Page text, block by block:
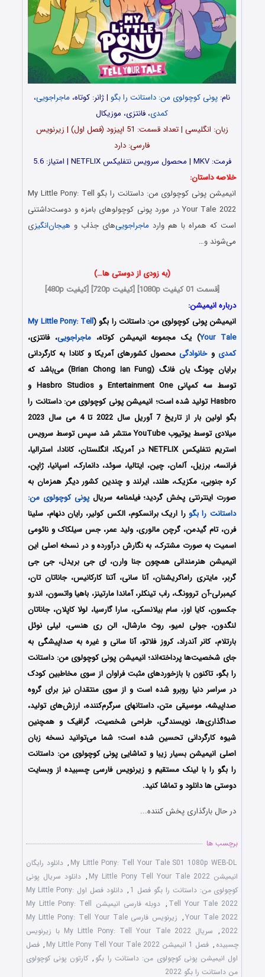
نام: پونی کوچولوی من: داستانت را بگو | ژانر: کوتاه، ماجراجویی،
کمدی، فانتزی، موزیکال
زبان: انگلیسی | تعداد قسمت‌‌‌: 51 اپیزود (فصل اول) | زیرنویس
فارسی: دارد
فرمت: MKV | محصول سرویس نتفلیکس NETFLIX | امتیاز: 5.6
خلاصه داستان:
انیمیشن پونی کوچولوی من: داستانت را بگو My Little Pony: Tell
Your Tale 2022 در مورد
پونی کوچولوهای بامزه و دوست‌داشتنی
است که همراه با هم وارد ماجراجویی‌های جذاب و هیجان‌انگیزی
می‌شوند و…
(به زودی از دوستی ها…)
[قسمت 01 کیفیت 1080p] [کیفیت 720p] [کیفیت 480p]
درباره انیمیشن:
انیمیشنپونی کوچولوی من: داستانت را بگو (
My Little Pony: Tell
Your Tale) یک مجموعه انیمیشن کوتاه، ماجراجویی، فانتزی،
کمدی وخانوادگیمحصول کشورهای آمریکا و کانادا به کارگردانی
برایان چونگ یان فانگ (Brian Chong Ian Fung) می‌باشد که
توسط سه کمپانی‌ Entertainment One و Hasbro Studios و
Hasbro تولید شده است؛ انیمیشن پونی کوچولوی من: داستانت را
بگو اولین بار از تاریخ 7 آوریل سال 2022 تا 4 می سال 2023
میلادی توسط یوتیوب YouTube منتشر شد سپس توسط سرویس
استریم نتفلیکس NETFLIX در آمریکا، انگلستان، کانادا، استرالیا،
فرانسه، برزیل، آلمان، چین، ایتالیا، سوئد، دانمارک، اسپانیا، ژاپن،
کره جنوبی، مکزیک، هلند، ایرلند و چندین کشور دیگر همزمان به
صورت اینترنتی پخش گردید؛ فیلمنامه سریالپونی کوچولوی من:
داستانت را بگو را اریک برانسکوم، الکس کولیر، رایان دنهام، سلینا
فرن، تام گیدمن، گرچن مالوری، ولید عمر، جس سیلکاک و نائومی
اسمیت به صورت مشترک، به نگارش درآورده و در نسخه اصلی این
انیمیشن هنرمندانی همچون جنا وارن، ای جی بریدل، جی جی
گربر، مایتری راماکریشنان، آنا سانی، آتنا کارکانیس، جاناتان تان،
کیمبرلی-آن تروونگ، راب تینکلر، آماندا مارتینز، باهیا واتسون، اندرو
جکسون، کایا اوز، سام بیلانسکی، سارا گارسیا، لولا کاپلان، جاناتان
لنگدون، جولی لمیو، روث مارشال، الن ری هنسی، لیلی نوئل
بارتلام، کانر آندراد، کروز فلاتو، آنا سانی و غیره به صداپیشگی به
جای شخصیت‌ها پرداخته‌‌اند؛ انیمیشن پونی کوچولوی من: داستانت
را بگو، تاکنون با بازخوردهای مثبت فراوان از سوی مخاطبین کودک
در سراسر دنیا روبرو شده است و از سوی منتقدان نیز برای گروه
صداپیشه، موسیقی متن، داستان‎های سرگرم‌کننده، ارزش‌های تولید،
صداگذاری‌ها، نویسندگی، طراحی شخصیت، گرافیک و همچنین
شیوه کارگردانی تحسین شده است؛ شما می‌توانید نسخه زبان
اصلی انیمیشن بسیار زیبا و تماشایی پونی کوچولوی من: داستانت
را بگو را با لینک مستقیم و زیرنویس فارسی چسبیده از وبسایت
دوستی ها دانلود و تماشا کنید.
در حال بارگذاری پخش کننده...
برچسب ها
My Little Pony: Tell Your Tale S01 1080p WEB-DL
, دانلود رایگان
انیمیشن My Little Pony Tell Your Tale 2022
, دانلود سریال پونی
کوچولوی من: داستانت را بگو فصل 1
,
دانلود فصل اول My Little Pony:
Tell Your Tale 2022
,
دوبله فارسی انیمیشن My Little Pony: Tell
Your Tale 2022
,
زیرنویس فارسی My Little Pony: Tell Your Tale
2022
,
سریال My Little Pony: Tell Your Tale 2022 با زیرنویس
چسبیده , فصل 1 انیمیشن My Little Pony Tell Your Tale 2022 , فصل
اول انیمیشن پونی کوچولوی من: داستانت را بگو , کارتون پونی کوچولوی
من داستانت را بگو 2022